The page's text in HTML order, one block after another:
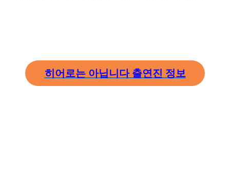
히어로는 아닙니다 출연진 정보